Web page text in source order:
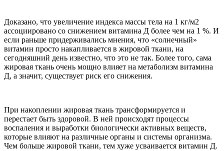
Доказано, что увеличение индекса массы тела на 1 кг/м2
ассоциировано со снижением витамина Д более чем на 1 %. И
если раньше придерживались мнения, что «солнечный»
витамин просто накапливается в жировой ткани, на
сегодняшний день известно, что это не так. Более того, сама
жировая ткань очень мощно влияет на метаболизм витамина
Д, а значит, существует риск его снижения.
При накоплении жировая ткань трансформируется и
перестает быть здоровой. В ней происходят процессы
воспаления и выработки биологически активных веществ,
которые влияют на различные органы и системы организма.
Чем больше жировой ткани, тем хуже усваивается витамин Д.